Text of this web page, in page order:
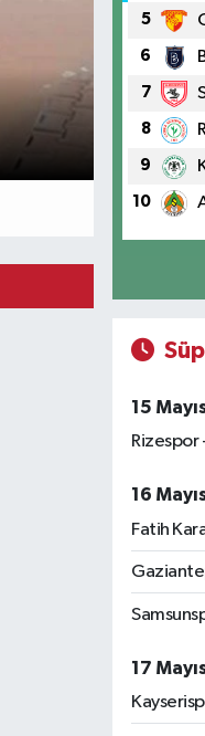
bir
5
6
7
8
9
10
15
Rizespor
16
Fatih
17